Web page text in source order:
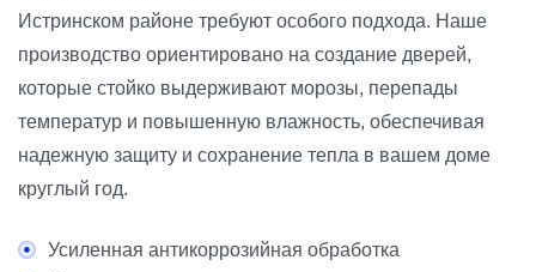
Истринском районе требуют особого подхода. Наше
производство ориентировано на создание дверей,
которые стойко выдерживают морозы, перепады
температур и повышенную влажность, обеспечивая
надежную защиту и сохранение тепла в вашем доме
круглый год.
Усиленная антикоррозийная обработка